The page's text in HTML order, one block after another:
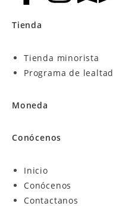
Tienda
Tienda minorista
Programa de lealtad
Moneda
Conócenos
Inicio
Conócenos
Contactanos